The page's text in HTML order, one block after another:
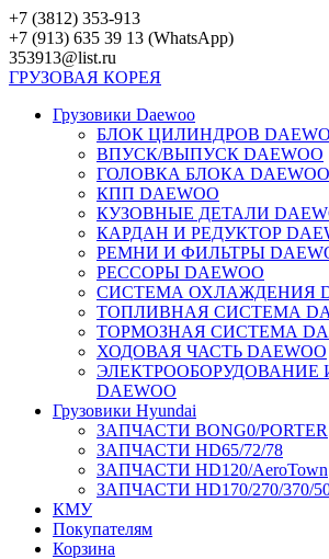
Перейти
к
контенту
+7 (3812) 353-913
+7 (913) 635 39 13 (WhatsApp)
353913@list.ru
ГРУЗОВАЯ КОРЕЯ
Грузовики Daewoo
БЛОК ЦИЛИНДРОВ
ВПУСК/ВЫПУСК DAEWOO
ГОЛОВКА БЛОКА DAEWOO
КПП DAEWOO
КУЗОВНЫЕ ДЕТАЛИ
КАРДАН И РЕДУКТОР
РЕМНИ И ФИЛЬТРЫ
РЕССОРЫ DAEWOO
СИСТЕМА ОХЛАЖДЕНИЯ
ТОПЛИВНАЯ СИСТЕМА
ТОРМОЗНАЯ СИСТЕМА
ХОДОВАЯ ЧАСТЬ DAEWOO
ЭЛЕКТРООБОРУДОВАНИЕ
DAEWOO
Грузовики Hyundai
ЗАПЧАСТИ BONG0/PORTER
ЗАПЧАСТИ HD65/72/78
ЗАПЧАСТИ HD120/AeroTown
ЗАПЧАСТИ HD170/270/370/
КМУ
Покупателям
Корзина